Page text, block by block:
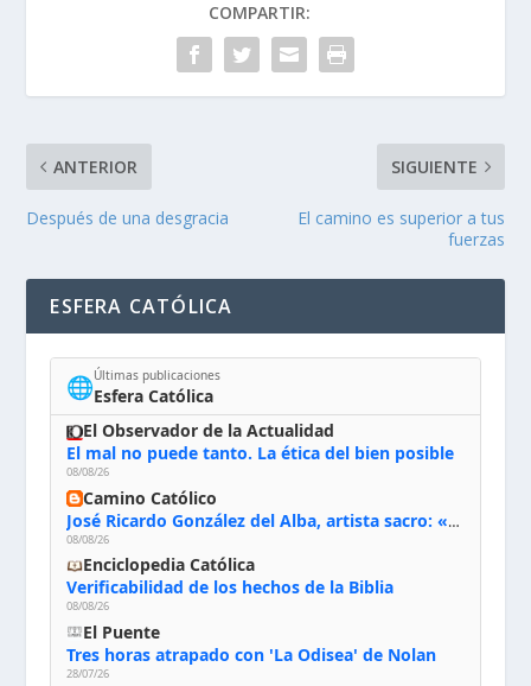
COMPARTIR:
ANTERIOR
Después de una desgracia
SIGUIENTE
El camino es superior a tus
fuerzas
ESFERA CATÓLICA
🌐Últimas publicaciones
Esfera Católica
El Observador de la Actualidad
El mal no puede tanto. La ética del bien posible
08/08/26
Camino Católico
José Ricardo González del Alba, artista sacro: «Yo oro, hablo con Dios, le pido al Espíritu Santo su inspiración y siempre pinto rezando el rosario para que sea Él quien actúe a través de mis manos»
08/08/26
Enciclopedia Católica
Verificabilidad de los hechos de la Biblia
08/08/26
El Puente
Tres horas atrapado con 'La Odisea' de Nolan
28/07/26